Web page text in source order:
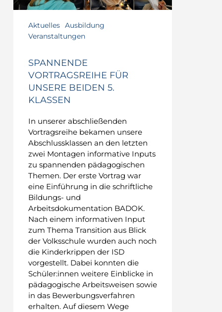
Aktuelles Ausbildung
Veranstaltungen
SPANNENDE
VORTRAGSREIHE FÜR
UNSERE BEIDEN 5.
KLASSEN
In unserer abschließenden
Vortragsreihe bekamen unsere
Abschlussklassen an den letzten
zwei Montagen informative Inputs
zu spannenden pädagogischen
Themen. Der erste Vortrag war
eine Einführung in die schriftliche
Bildungs- und
Arbeitsdokumentation BADOK.
Nach einem informativen Input
zum Thema Transition aus Blick
der Volksschule wurden auch noch
die Kinderkrippen der ISD
vorgestellt. Dabei konnten die
Schüler:innen weitere Einblicke in
pädagogische Arbeitsweisen sowie
in das Bewerbungsverfahren
erhalten. Auf diesem Wege